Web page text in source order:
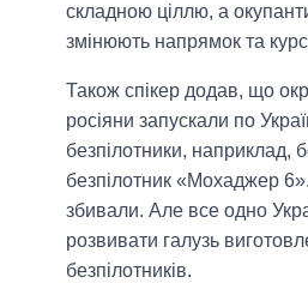
складною ціллю, а
змінюють напрямок та курс
Також спікер додав, що
росіяни запускали по
безпілотники, наприклад,
безпілотник «Мохаджер
збивали. Але все одно
розвивати галузь
безпілотників.